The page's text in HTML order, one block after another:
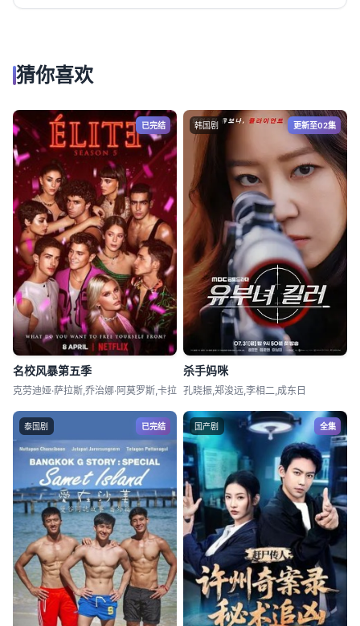
猜你喜欢
已完结
名校风暴第五季
克劳迪娅·萨拉斯,乔治娜·阿莫罗斯,卡拉
韩国剧 更新至02集
杀手妈咪
孔晓振,郑浚远,李相二,成东日
泰国剧 已完结 国产剧 全集